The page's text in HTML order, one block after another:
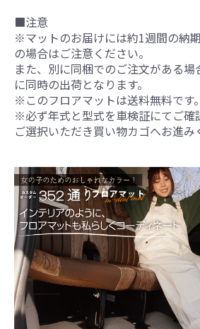
■注意
※マットのお届けには約1週間の納
の場合はご注意ください。
また、別に同梱でのご注文がある
に同時の出荷となります。
※このフロアマットは送料無料です。
※必ず年式と型式を車検証にてご確
ご選択いただき買い物カゴへお進み